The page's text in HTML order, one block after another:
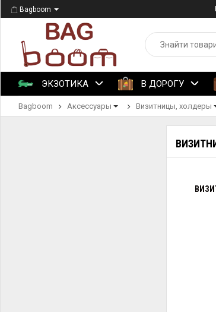
Bagboom
ЭКЗОТИКА В ДОРОГУ
Bagboom Аксессуары Визитницы, холдеры